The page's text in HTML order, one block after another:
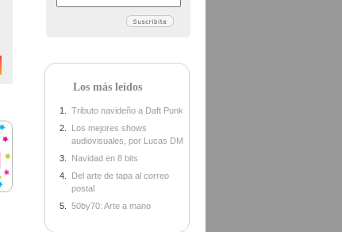
Los más leídos
Tributo navideño a Daft Punk
Los mejores shows
audiovisuales, por Lucas DM
Navidad en 8 bits
Del arte de tapa al correo
postal
50by70: Arte a mano